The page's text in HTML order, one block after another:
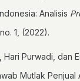
Analisis
1, (2022).
Purwadi, dan
Mutlak Penjual